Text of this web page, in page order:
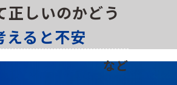
正しいのかどう
えると不安
まずはご相